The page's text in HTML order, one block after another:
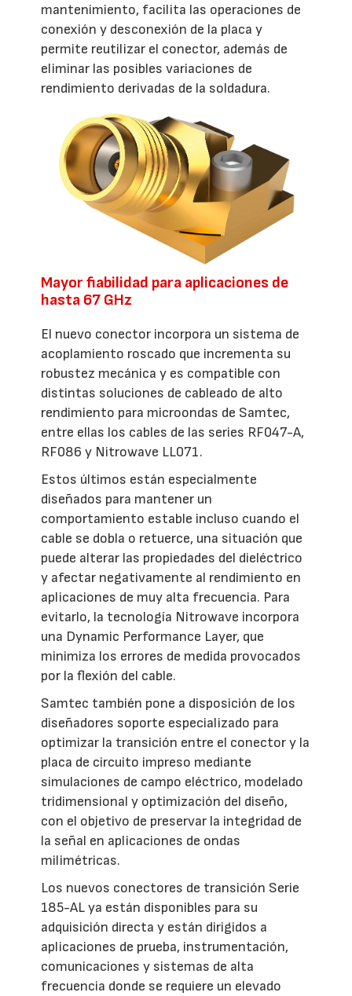
mantenimiento, facilita las operaciones de
conexión y desconexión de la placa y
permite reutilizar el conector, además de
eliminar las posibles variaciones de
rendimiento derivadas de la soldadura.
Mayor fiabilidad para aplicaciones de
hasta 67 GHz
El nuevo conector incorpora un sistema de
acoplamiento roscado que incrementa su
robustez mecánica y es compatible con
distintas soluciones de cableado de alto
rendimiento para microondas de Samtec,
entre ellas los cables de las series RF047-A,
RF086 y Nitrowave LL071.
Estos últimos están especialmente
diseñados para mantener un
comportamiento estable incluso cuando el
cable se dobla o retuerce, una situación que
puede alterar las propiedades del dieléctrico
y afectar negativamente al rendimiento en
aplicaciones de muy alta frecuencia. Para
evitarlo, la tecnología Nitrowave incorpora
una Dynamic Performance Layer, que
minimiza los errores de medida provocados
por la flexión del cable.
Samtec también pone a disposición de los
diseñadores soporte especializado para
optimizar la transición entre el conector y la
placa de circuito impreso mediante
simulaciones de campo eléctrico, modelado
tridimensional y optimización del diseño,
con el objetivo de preservar la integridad de
la señal en aplicaciones de ondas
milimétricas.
Los nuevos conectores de transición Serie
185-AL ya están disponibles para su
adquisición directa y están dirigidos a
aplicaciones de prueba, instrumentación,
comunicaciones y sistemas de alta
frecuencia donde se requiere un elevado